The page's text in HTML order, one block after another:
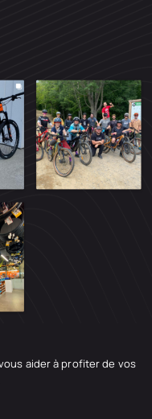
aider à profiter de vos